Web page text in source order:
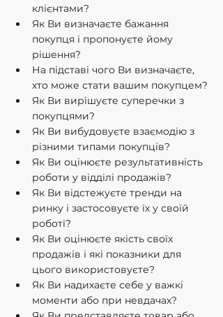
клієнтами?
Як Ви визначаєте бажання
покупця і пропонуєте йому
рішення?
На підставі чого Ви визначаєте,
хто може стати вашим покупцем?
Як Ви вирішуєте суперечки з
покупцями?
Як Ви вибудовуєте взаємодію з
різними типами покупців?
Як Ви оцінюєте результативність
роботи у відділі продажів?
Як Ви відстежуєте тренди на
ринку і застосовуєте їх у своїй
роботі?
Як Ви оцінюєте якість своїх
продажів і які показники для
цього використовуєте?
Як Ви надихаєте себе у важкі
моменти або при невдачах?